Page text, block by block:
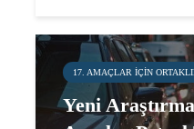
17. AMAÇLAR IÇIN
Yeni